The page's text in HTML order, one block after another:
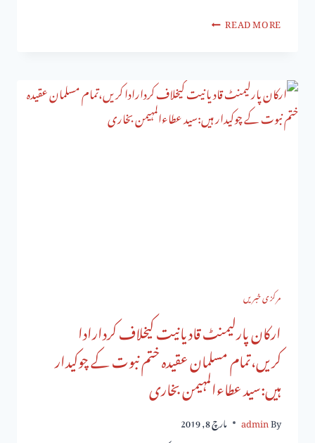
READ MORE
مرکزی خبریں
ارکان پارلیمنٹ قادیانیت کیخلاف کردارادا
کریں،تمام مسلمان عقیدہ ختم نبوت کے چوکیدار
ہیں:سید عطاءالمہیمن بخاری
By
admin مارچ 8, 2019